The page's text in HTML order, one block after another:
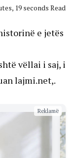
19 seconds Read
e jetës
vëllai i saj, i
lajmi.net,.
Reklamë